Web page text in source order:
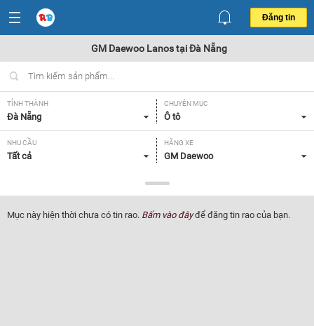
Đăng tin
GM Daewoo Lanos tại Đà Nẵng
TỈNH THÀNH
Đà Nẵng
CHUYÊN MỤC
Ô tô
NHU CẦU
Tất cả
HÃNG XE
GM Daewoo
Lanos
NĂM SẢN XUẤT
Tất cả
GIÁ XE XUẤT XỨ
Mục này hiện thời chưa có tin rao. Bấm vào đâyđể đăng tin rao của bạn.